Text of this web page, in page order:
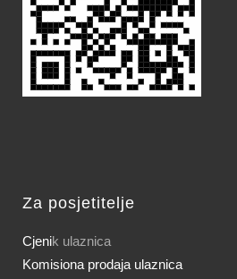
Za posjetitelje
Cjenik ulaznica
Komisiona prodaja ulaznica